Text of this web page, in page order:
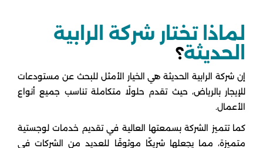
لماذا تختار شركة الرابية
الحديثة؟
إن شركة الرابية الحديثة هي الخيار الأمثل للبحث عن مستودعات
للإيجار بالرياض، حيث تقدم حلولًا متكاملة تناسب جميع أنواع
الأعمال.
كما تتميز الشركة بسمعتها العالية في تقديم خدمات لوجستية
متميزة، مما يجعلها شريكًا موثوقًا للعديد من الشركات في